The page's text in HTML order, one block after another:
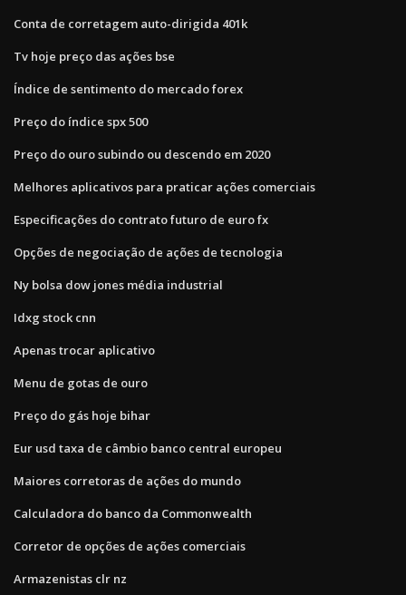
Conta de corretagem auto-dirigida 401k
Tv hoje preço das ações bse
Índice de sentimento do mercado forex
Preço do índice spx 500
Preço do ouro subindo ou descendo em 2020
Melhores aplicativos para praticar ações comerciais
Especificações do contrato futuro de euro fx
Opções de negociação de ações de tecnologia
Ny bolsa dow jones média industrial
Idxg stock cnn
Apenas trocar aplicativo
Menu de gotas de ouro
Preço do gás hoje bihar
Eur usd taxa de câmbio banco central europeu
Maiores corretoras de ações do mundo
Calculadora do banco da Commonwealth
Corretor de opções de ações comerciais
Armazenistas clr nz